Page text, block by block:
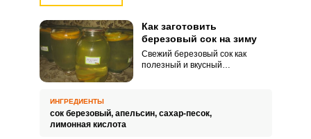
Как заготовить
березовый сок на зиму
Свежий березовый сок как
полезный и вкусный
консервируют различными
методами и с различными
ИНГРЕДИЕНТЫ
сок березовый, апельсин, сахар-песок,
лимонная кислота